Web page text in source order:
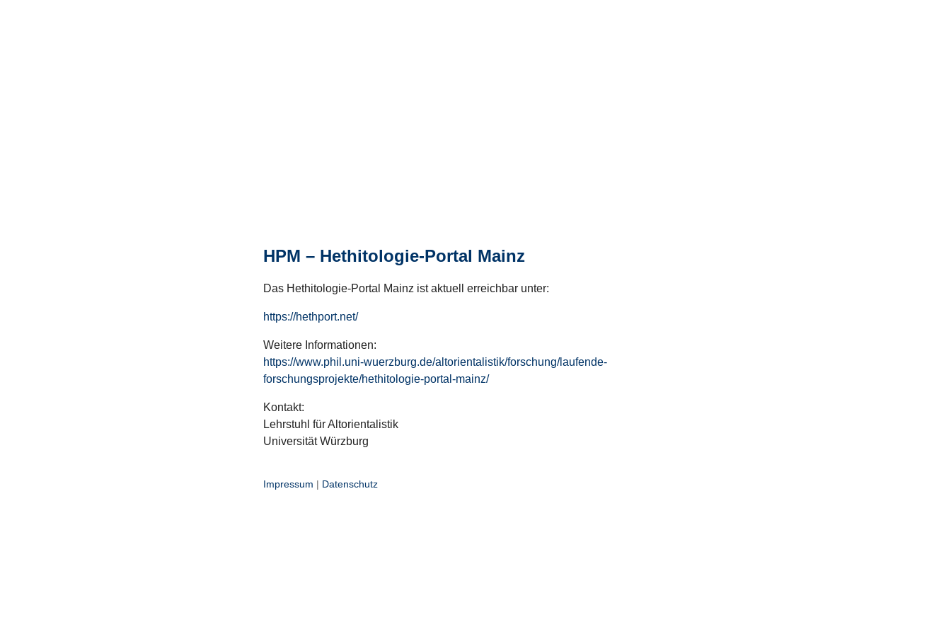
HPM – Hethitologie-Portal Mainz
Das Hethitologie-Portal Mainz ist aktuell erreichbar unter:
https://hethport.net/
Weitere Informationen:
https://www.phil.uni-wuerzburg.de/altorientalistik/forschung/laufende-
forschungsprojekte/hethitologie-portal-mainz/
Kontakt:
Lehrstuhl für Altorientalistik
Universität Würzburg
Impressum | Datenschutz